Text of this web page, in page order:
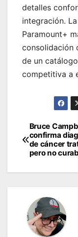
detalles
integración.
Paramount+
consolidación
de un
competitiva a
Post
Bruce
confirma
de cáncer
pero no